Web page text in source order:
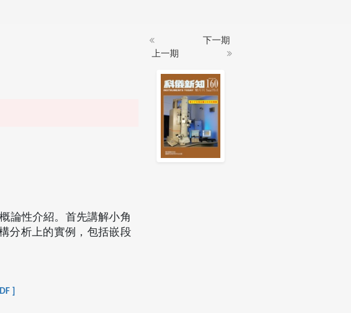
論性介紹。首先講解小角
分析上的實例，包括嵌段
]
上一期
下一期